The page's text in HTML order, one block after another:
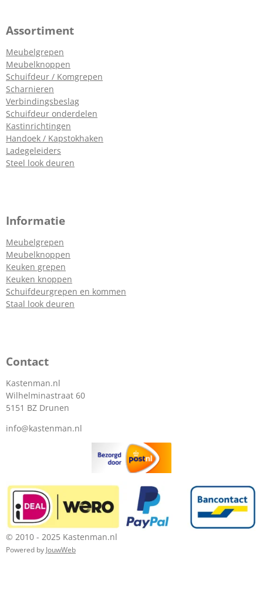
Assortiment
Meubelgrepen
Meubelknoppen
Schuifdeur / Komgrepen
Scharnieren
Verbindingsbeslag
Schuifdeur onderdelen
Kastinrichtingen
Handoek / Kapstokhaken
Ladegeleiders
Steel look deuren
Informatie
Meubelgrepen
Meubelknoppen
Keuken grepen
Keuken knoppen
Schuifdeurgrepen en kommen
Staal look deuren
Contact
Kastenman.nl
Wilhelminastraat 60
5151 BZ Drunen
info@kastenman.nl
© 2010 - 2025 Kastenman.nl
Powered by JouwWeb